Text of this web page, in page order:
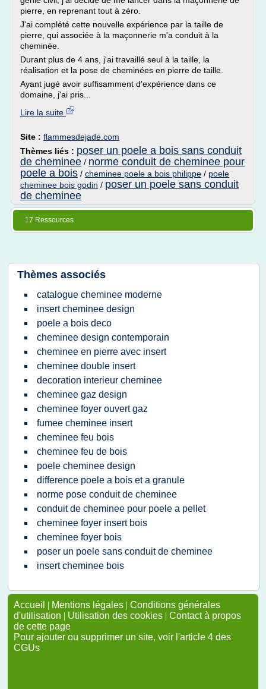
pierre, en reprenant tout à zéro.
J'ai complété cette nouvelle expérience par la taille de
pierre, qui associée à la maçonnerie m'a conduit à la
cheminée.
Durant plus de 4 ans, j'ai travaillé seul à la taille, la
réalisation et la pose de cheminées en pierre de taille.
Ayant jugé avoir suffisamment d'expérience dans ce
domaine, j'ai pris...
Lire la suite
Site : flammesdejade.com
Thèmes liés : poser un poele a bois sans conduit
de cheminee / norme conduit de cheminee pour
poele a bois / cheminee poele a bois philippe / poele
cheminee bois godin / poser un poele sans conduit
de cheminee
17 Ressources
Thèmes associés
catalogue cheminee moderne
insert cheminee design
poele a bois deco
cheminee design contemporain
cheminee en pierre avec insert
cheminee double insert
decoration interieur cheminee
cheminee gaz design
cheminee foyer ouvert gaz
fumee cheminee insert
cheminee feu bois
cheminee feu de bois
poele cheminee design
difference poele a bois et a granule
norme pose conduit de cheminee
conduit de cheminee pour poele a pellet
cheminee foyer insert bois
cheminee foyer bois
poser un poele sans conduit de cheminee
insert cheminee bois
Accueil | Mentions légales | Conditions générales
d'utilisation | Utilisation des cookies | Contact à propos
de cette page
Pour ajouter ou supprimer un site, voir l'article 4 des
CGUs